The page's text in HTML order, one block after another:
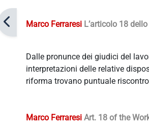
Aggregazione dei criteri
Marco Ferraresi L’articolo 18
Dalle pronunce dei giudici del
interpretazioni delle relative
riforma trovano puntuale
Marco Ferraresi Art. 18 of the